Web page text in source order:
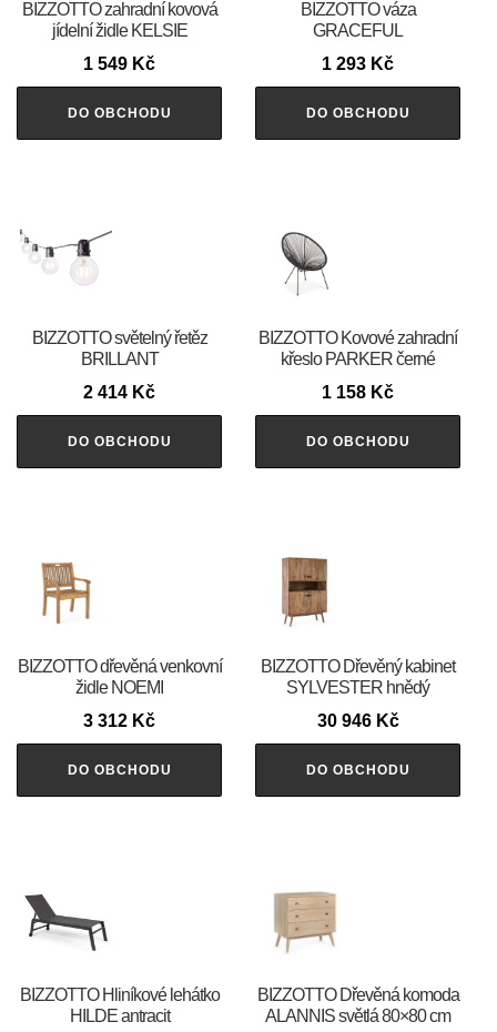
BIZZOTTO zahradní kovová
jídelní židle KELSIE
1 549 Kč
DO OBCHODU
BIZZOTTO váza
GRACEFUL
1 293 Kč
DO OBCHODU
BIZZOTTO světelný řetěz
BRILLANT
2 414 Kč
DO OBCHODU
BIZZOTTO Kovové zahradní
křeslo PARKER černé
1 158 Kč
DO OBCHODU
BIZZOTTO dřevěná venkovní
židle NOEMI
3 312 Kč
DO OBCHODU
BIZZOTTO Dřevěný kabinet
SYLVESTER hnědý
30 946 Kč
DO OBCHODU
BIZZOTTO Hliníkové lehátko
HILDE antracit
BIZZOTTO Dřevěná komoda
ALANNIS světlá 80×80 cm